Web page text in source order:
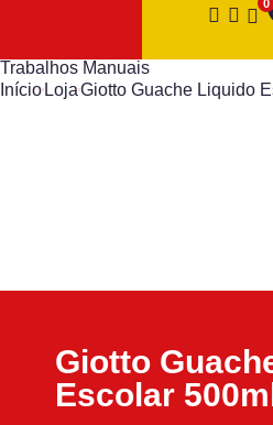
Trabalhos Manuais
Início LojaGiotto Guache Liquido
Giotto
Escolar